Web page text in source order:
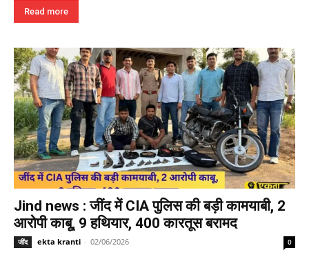
Read more
Jind news : जींद में CIA पुलिस की बड़ी कामयाबी, 2
आरोपी काबू, 9 हथियार, 400 कारतूस बरामद
जींद ekta kranti - 02/06/2026 0